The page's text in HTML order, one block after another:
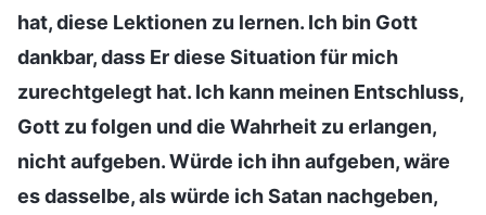
hat, diese Lektionen zu lernen. Ich bin Gott
dankbar, dass Er diese Situation für mich
zurechtgelegt hat. Ich kann meinen Entschluss,
Gott zu folgen und die Wahrheit zu erlangen,
nicht aufgeben. Würde ich ihn aufgeben, wäre
es dasselbe, als würde ich Satan nachgeben,